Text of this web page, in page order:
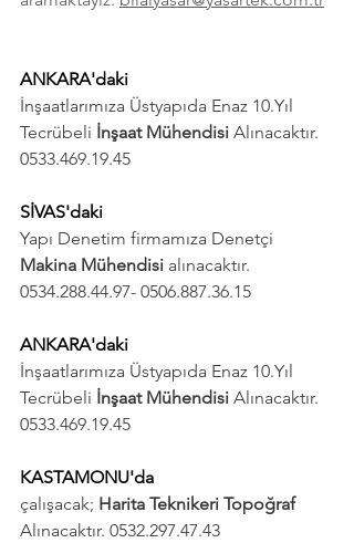
ANKARA'daki
İnşaatlarımıza Üstyapıda Enaz 10.Yıl
Tecrübeli İnşaat Mühendisi Alınacaktır.
0533.469.19.45
SİVAS'daki
Yapı Denetim firmamıza Denetçi
Makina Mühendisi alınacaktır.
0534.288.44.97- 0506.887.36.15
ANKARA'daki
İnşaatlarımıza Üstyapıda Enaz 10.Yıl
Tecrübeli İnşaat Mühendisi Alınacaktır.
0533.469.19.45
KASTAMONU'da
çalışacak; Harita Teknikeri Topoğraf
Alınacaktır. 0532.297.47.43